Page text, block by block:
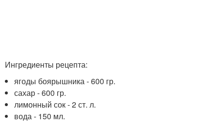
Ингредиенты рецепта:
ягоды боярышника - 600 гр.
сахар - 600 гр.
лимонный сок - 2 ст. л.
вода - 150 мл.